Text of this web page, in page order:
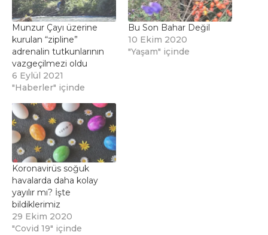
Munzur Çayı üzerine
kurulan “zipline”
adrenalin tutkunlarının
vazgeçilmezi oldu
6 Eylül 2021
"Haberler" içinde
Bu Son Bahar Değil
10 Ekim 2020
"Yaşam" içinde
Koronavirüs soğuk
havalarda daha kolay
yayılır mı? İşte
bildiklerimiz
29 Ekim 2020
"Covid 19" içinde